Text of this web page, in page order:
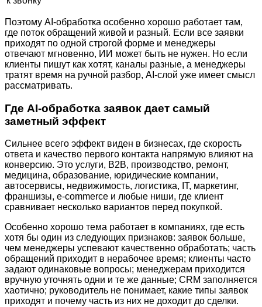
Поэтому AI-обработка особенно хорошо работает там,
где поток обращений живой и разный. Если все заявки
приходят по одной строгой форме и менеджеры
отвечают мгновенно, ИИ может быть не нужен. Но если
клиенты пишут как хотят, каналы разные, а менеджеры
тратят время на ручной разбор, AI-слой уже имеет смысл
рассматривать.
Где AI-обработка заявок дает самый
заметный эффект
Сильнее всего эффект виден в бизнесах, где скорость
ответа и качество первого контакта напрямую влияют на
конверсию. Это услуги, B2B, производство, ремонт,
медицина, образование, юридические компании,
автосервисы, недвижимость, логистика, IT, маркетинг,
франшизы, e-commerce и любые ниши, где клиент
сравнивает несколько вариантов перед покупкой.
Особенно хорошо тема работает в компаниях, где есть
хотя бы один из следующих признаков: заявок больше,
чем менеджеры успевают качественно обработать; часть
обращений приходит в нерабочее время; клиенты часто
задают одинаковые вопросы; менеджерам приходится
вручную уточнять одни и те же данные; CRM заполняется
хаотично; руководитель не понимает, какие типы заявок
приходят и почему часть из них не доходит до сделки.